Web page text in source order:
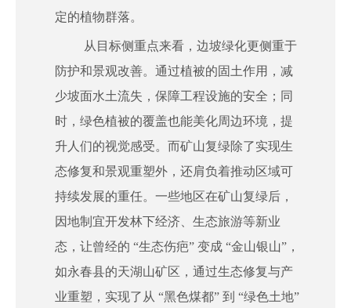
定的植物群落。
从目标侧重点来看，边坡绿化更侧重于
防护和景观改善。通过植被的固土作用，减
少坡面水土流失，保障工程设施的安全；同
时，绿色植被的覆盖也能美化周边环境，提
升人们的视觉感受。而矿山复绿除了实现生
态修复和景观重塑外，还肩负着推动区域可
持续发展的重任。一些地区在矿山复绿后，
因地制宜开发林下经济、生态旅游等新业
态，让曾经的 “生态伤疤” 变成 “金山银山”，
如永春县的天湖山矿区，通过生态修复与产
业重塑，实现了从 “黑色煤都” 到 “绿色土地”